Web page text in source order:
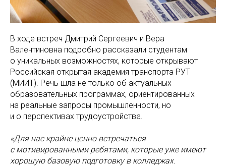
В ходе встреч Дмитрий Сергеевич и Вера
Валентиновна подробно рассказали студентам
о уникальных возможностях, которые открывают
Российская открытая академия транспорта РУТ
(МИИТ). Речь шла не только об актуальных
образовательных программах, ориентированных
на реальные запросы промышленности, но
и о перспективах трудоустройства.
«Для нас крайне ценно встречаться
с мотивированными ребятами, которые уже имеют
хорошую базовую подготовку в колледжах.